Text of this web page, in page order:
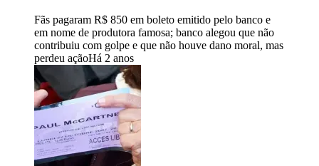
Fãs pagaram R$ 850 em boleto emitido pelo banco e
em nome de produtora famosa; banco alegou que não
contribuiu com golpe e que não houve dano moral, mas
perdeu açãoHá 2 anos